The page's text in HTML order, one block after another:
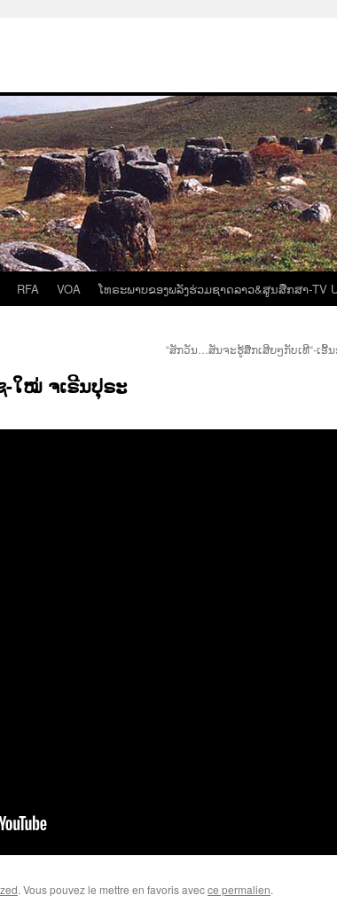
RFA VOA ໂທຣະພາບຂອງພລັງຮ່ວມຊາດລາວ&ສູນສືກສາ-TV
“ສັກວັນ…ສັນຈະຮູ້ສືກເສີຍໆກັບເທີ“-ເອີ້
-ໃໝ່ ຈເຣີນປຸຣະ
. Vous pouvez le mettre en favoris avecce permalien.